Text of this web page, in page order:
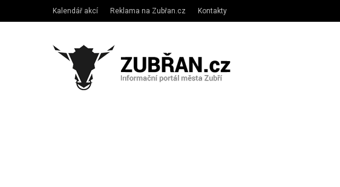
Kalendář akcí Reklama na Zubřan.cz Kontakty